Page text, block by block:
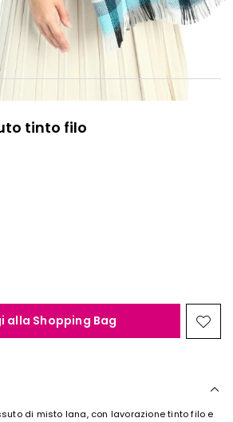
tinto filo
alla Shopping Bag
nella
di misto lana, con lavorazione tinto filo e